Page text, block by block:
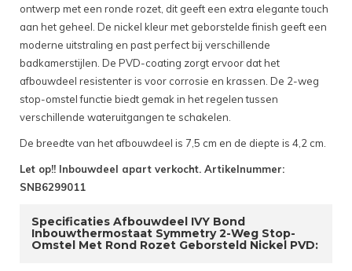
ontwerp met een ronde rozet, dit geeft een extra elegante touch
aan het geheel. De nickel kleur met geborstelde finish geeft een
moderne uitstraling en past perfect bij verschillende
badkamerstijlen. De PVD-coating zorgt ervoor dat het
afbouwdeel resistenter is voor corrosie en krassen. De 2-weg
stop-omstel functie biedt gemak in het regelen tussen
verschillende wateruitgangen te schakelen.
De breedte van het afbouwdeel is 7,5 cm en de diepte is 4,2 cm.
Let op!! Inbouwdeel apart verkocht. Artikelnummer:
SNB6299011
Specificaties Afbouwdeel IVY Bond
Inbouwthermostaat Symmetry 2-Weg Stop-
Omstel Met Rond Rozet Geborsteld Nickel PVD: